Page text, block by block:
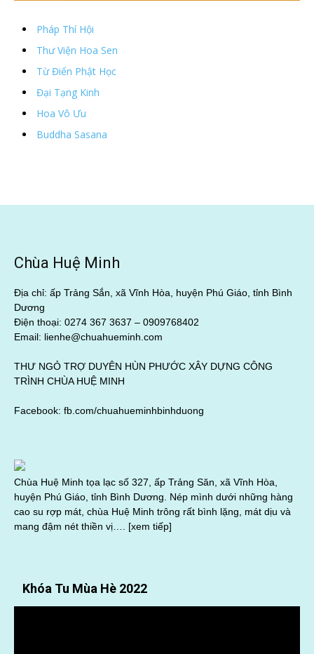
Pháp Thí Hội
Thư Viện Hoa Sen
Từ Điển Phật Học
Đại Tạng Kinh
Hoa Vô Ưu
Buddha Sasana
Chùa Huệ Minh
Địa chỉ: ấp Trảng Sắn, xã Vĩnh Hòa, huyện Phú Giáo, tỉnh Bình
Dương
Điện thoại: 0274 367 3637 – 0909768402
Email: lienhe@chuahueminh.com
THƯ NGỎ TRỢ DUYÊN HÙN PHƯỚC XÂY DỰNG CÔNG
TRÌNH CHÙA HUỆ MINH
Facebook: fb.com/chuahueminhbinhduong
Chùa Huệ Minh tọa lạc số 327, ấp Trảng Săn, xã Vĩnh Hòa,
huyện Phú Giáo, tỉnh Bình Dương. Nép mình dưới những hàng
cao su rợp mát, chùa Huệ Minh trông rất bình lặng, mát dịu và
mang đậm nét thiền vị…. [xem tiếp]
Khóa Tu Mùa Hè 2022